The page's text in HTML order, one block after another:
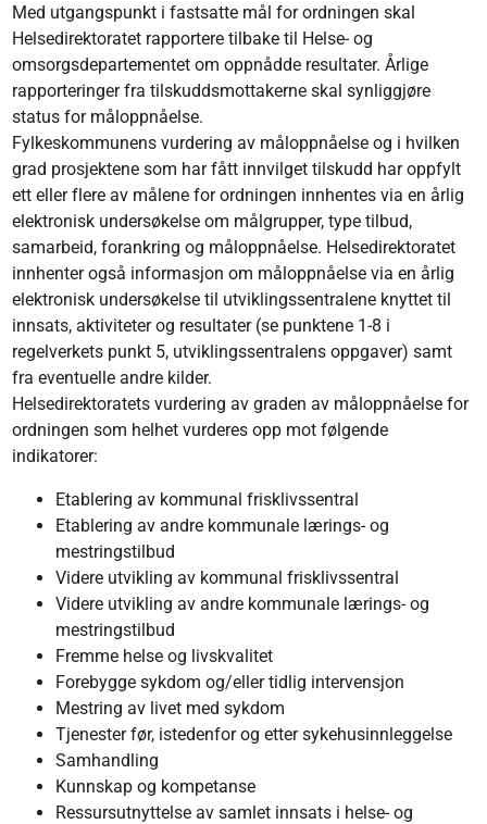
Med utgangspunkt i fastsatte mål for ordningen skal
Helsedirektoratet rapportere tilbake til Helse- og
omsorgsdepartementet om oppnådde resultater. Årlige
rapporteringer fra tilskuddsmottakerne skal synliggjøre
status for måloppnåelse.
Fylkeskommunens vurdering av måloppnåelse og i hvilken
grad prosjektene som har fått innvilget tilskudd har oppfylt
ett eller flere av målene for ordningen innhentes via en årlig
elektronisk undersøkelse om målgrupper, type tilbud,
samarbeid, forankring og måloppnåelse. Helsedirektoratet
innhenter også informasjon om måloppnåelse via en årlig
elektronisk undersøkelse til utviklingssentralene knyttet til
innsats, aktiviteter og resultater (se punktene 1-8 i
regelverkets punkt 5, utviklingssentralens oppgaver) samt
fra eventuelle andre kilder.
Helsedirektoratets vurdering av graden av måloppnåelse for
ordningen som helhet vurderes opp mot følgende
indikatorer:
Etablering av kommunal frisklivssentral
Etablering av andre kommunale lærings- og
mestringstilbud
Videre utvikling av kommunal frisklivssentral
Videre utvikling av andre kommunale lærings- og
mestringstilbud
Fremme helse og livskvalitet
Forebygge sykdom og/eller tidlig intervensjon
Mestring av livet med sykdom
Tjenester før, istedenfor og etter sykehusinnleggelse
Samhandling
Kunnskap og kompetanse
Ressursutnyttelse av samlet innsats i helse- og